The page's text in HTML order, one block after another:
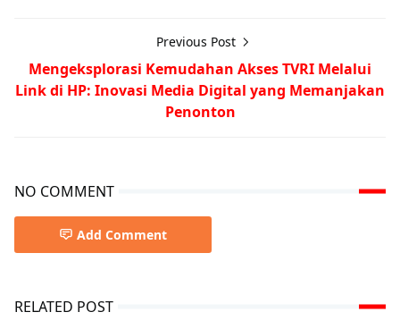
Previous Post
Mengeksplorasi Kemudahan Akses TVRI Melalui
Link di HP: Inovasi Media Digital yang Memanjakan
Penonton
NO COMMENT
Add Comment
RELATED POST